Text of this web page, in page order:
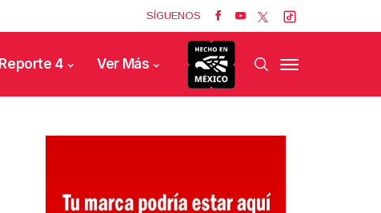
SÍGUENOS
Reporte 4 Ver Más